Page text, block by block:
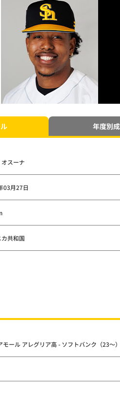
年度別
スーナ
03月27日
カ共和国
モール アレグリア高 - ソフトバンク（23～）